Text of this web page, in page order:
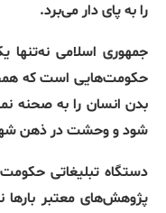
را به پای دار می‌برد.
جمهوری اسلامی نه‌تنها
حکومت‌هایی است که
بدن انسان را به صحنه
شود و وحشت در ذهن
دستگاه تبلیغاتی
پژوهش‌های معتبر بارها